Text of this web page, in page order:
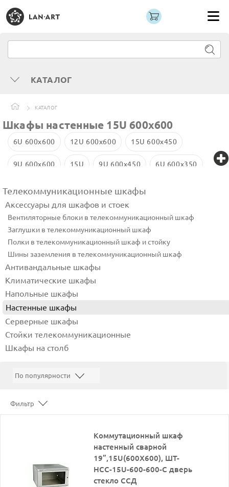
КАТАЛОГ
КАТАЛОГ
Шкафы настенные 15U 600x600
6U 600x600 12U 600x600 15U 600x450
9U 600x600 15U 9U 600x450 6U 600x350
Телекоммуникационные шкафы
Аксессуары для шкафов и стоек
Вентиляторные блоки в телекоммуникационный шкаф
Заглушки в телекоммуникационный шкаф
Полки в телекоммуникационный шкаф и стойку
Шины заземления в телекоммуникационный шкаф
Антивандальные шкафы
Климатические шкафы
Напольные шкафы
Настенные шкафы
Серверные шкафы
Стойки телекоммуникационные
Шкафы на столб
Фильтр
Коммутационный шкаф
настенный сварной
19”,15U(600X600), ШТ-
НСС-15U-600-600-С дверь
стекло ССД